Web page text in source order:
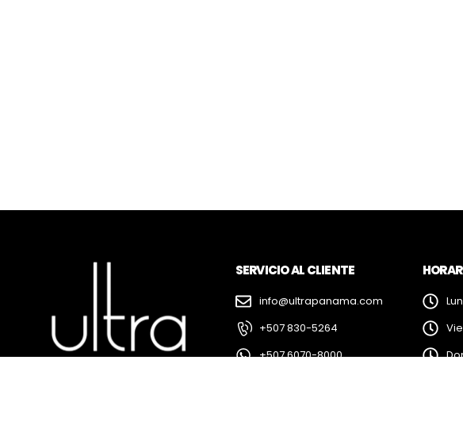
SERVICIO AL CLIENTE
info@ultrapanama.com
+507 830-5264
+507 6070-8000